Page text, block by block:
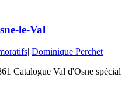
le-Val
| Dominique Perchet
Catalogue Val d'Osne spécial